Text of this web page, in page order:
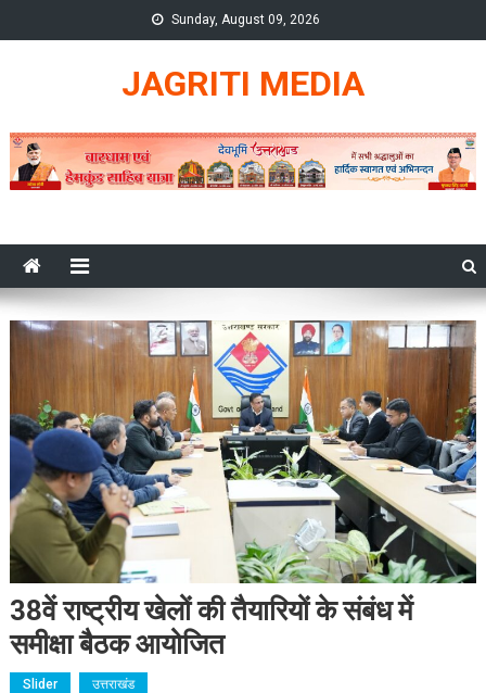
to
Sunday, August 09, 2026
JAGRITI MEDIA
38वें राष्ट्रीय खेलों की तैयारियों के संबंध में
समीक्षा बैठक आयोजित
Slider उत्तराखंड